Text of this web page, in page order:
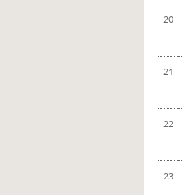
20
21
22
23